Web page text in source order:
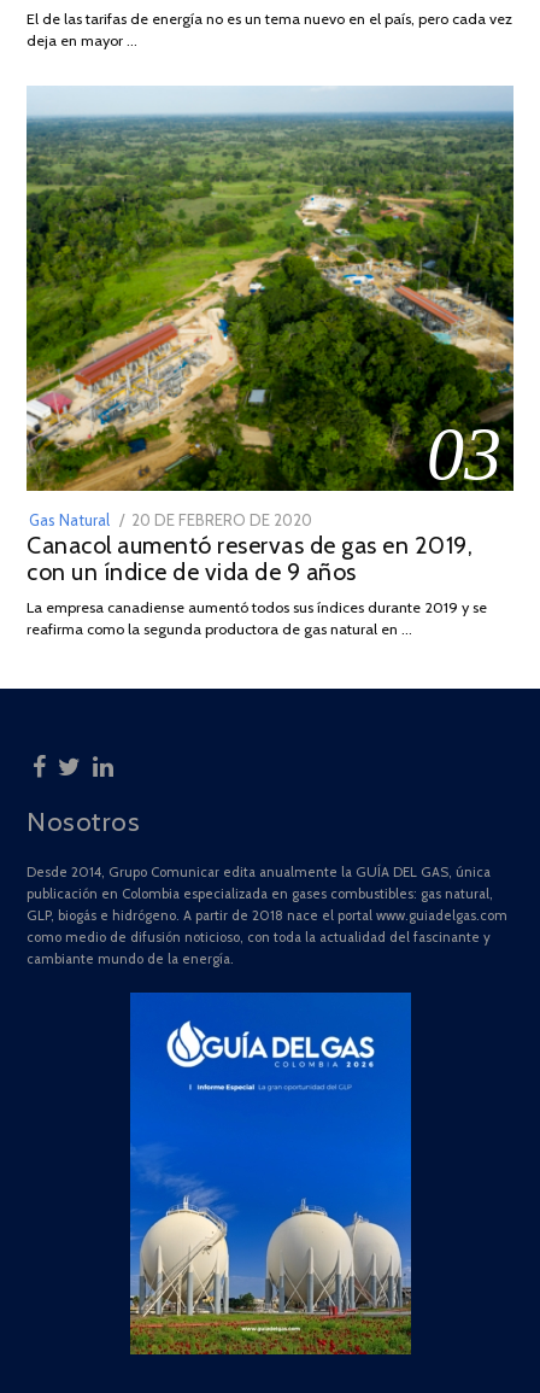
DE
El de las tarifas de energía no es un tema nuevo en el país, pero cada vez
deja en mayor …
03
Gas Natural
POSTED
ON
20 DE FEBRERO DE 2020
DE
JULIO
2025
Canacol aumentó reservas de gas en 2019,
con un índice de vida de 9 años
La empresa canadiense aumentó todos sus índices durante 2019 y se
reafirma como la segunda productora de gas natural en …
Nosotros
Desde 2014, Grupo Comunicar edita anualmente la GUÍA DEL GAS, única
publicación en Colombia especializada en gases combustibles: gas natural,
GLP, biogás e hidrógeno. A partir de 2018 nace el portal www.guiadelgas.com
como medio de difusión noticioso, con toda la actualidad del fascinante y
cambiante mundo de la energía.